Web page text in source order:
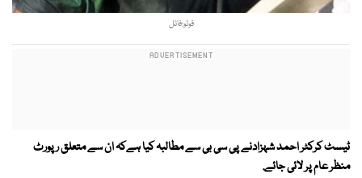
فوٹو:فائل
ٹیسٹ کرکٹر احمد شہزادنے پی سی بی سے مطالبہ کیا ہےکہ ان سے متعلق رپورٹ
منظر عام پر لائی جائے.